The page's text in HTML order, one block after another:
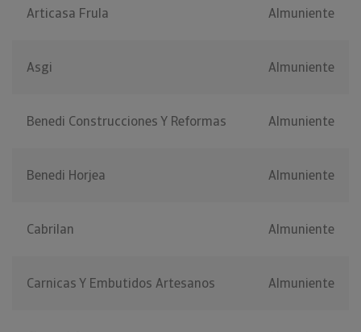
Articasa Frula Almuniente
Asgi Almuniente
Benedi Construcciones Y Reformas Almuniente
Benedi Horjea Almuniente
Cabrilan Almuniente
Carnicas Y Embutidos Artesanos Almuniente